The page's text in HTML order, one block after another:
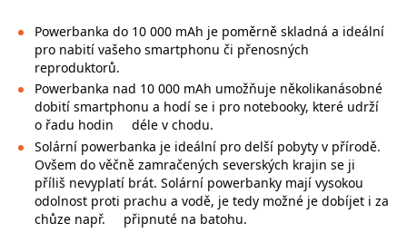
Powerbanka do 10 000 mAh je poměrně skladná a ideální
pro nabití vašeho smartphonu či přenosných
reproduktorů.
Powerbanka nad 10 000 mAh umožňuje několikanásobné
dobití smartphonu a hodí se i pro notebooky, které udrží
o řadu hodin
déle v chodu.
Solární powerbanka je ideální pro delší pobyty v přírodě.
Ovšem do věčně zamračených severských krajin se ji
příliš nevyplatí brát. Solární powerbanky mají vysokou
odolnost proti prachu a vodě, je tedy možné je dobíjet i za
chůze např.
připnuté na batohu.